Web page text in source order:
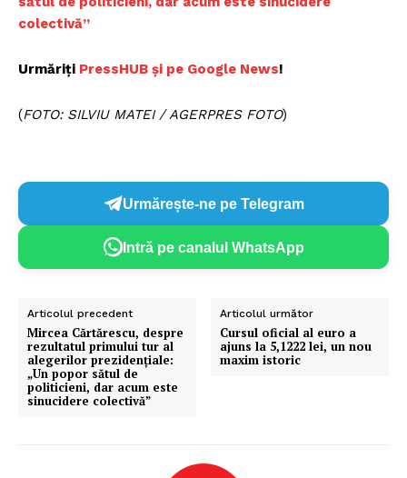
colectivă”
Urmăriți PressHUB și pe Google News!
(FOTO: SILVIU MATEI / AGERPRES FOTO)
Urmărește-ne pe Telegram
Intră pe canalul WhatsApp
Articolul precedent
Mircea Cărtărescu, despre
rezultatul primului tur al
alegerilor prezidențiale:
„Un popor sătul de
politicieni, dar acum este
sinucidere colectivă”
Articolul următor
Cursul oficial al euro a
ajuns la 5,1222 lei, un nou
maxim istoric